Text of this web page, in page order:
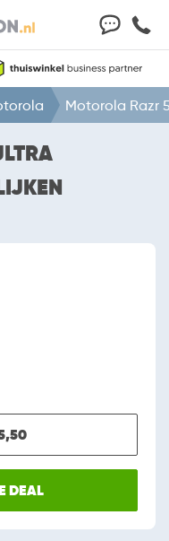
Motorola Razr
DEAL